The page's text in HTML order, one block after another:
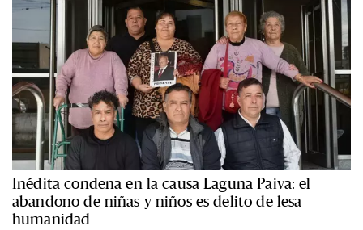
Inédita condena en la causa Laguna Paiva: el
abandono de niñas y niños es delito de lesa
humanidad